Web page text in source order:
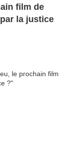
film de
la justice